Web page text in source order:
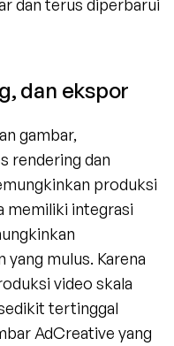
dan terus diperbarui
dan ekspor
gambar,
rendering dan
produksi
memiliki integrasi
mulus. Karena
video skala
tertinggal
AdCreative yang